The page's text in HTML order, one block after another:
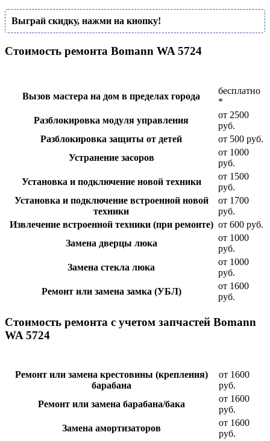
Выграй скидку, нажми на кнопку!
Стоимость ремонта Bomann WA 5724
Вызов мастера на дом в пределах города
бесплатно
*
Разблокировка модуля управления
от 2500
руб.
Разблокировка защиты от детей
от 500 руб.
Устранение засоров
от 1000
руб.
Установка и подключение новой техники
от 1500
руб.
Установка и подключение встроенной новой
техники
от 1700
руб.
Извлечение встроенной техники (при ремонте) от 600 руб.
Замена дверцы люка
от 1000
руб.
Замена стекла люка
от 1000
руб.
Ремонт или замена замка (УБЛ)
от 1600
руб.
Стоимость ремонта с учетом запчастей Bomann
WA 5724
Ремонт или замена крестовины (крепления)
барабана
от 1600
руб.
Ремонт или замена барабана/бака
от 1600
руб.
Замена амортизаторов
от 1600
руб.